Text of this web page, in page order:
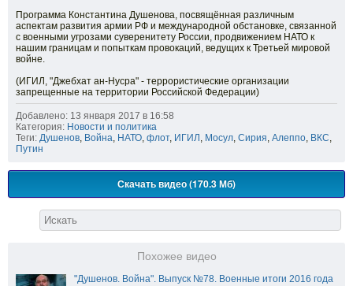
Программа Константина Душенова, посвящённая различным
аспектам развития армии РФ и международной обстановке, связанной
с военными угрозами суверенитету России, продвижением НАТО к
нашим границам и попыткам провокаций, ведущих к Третьей мировой
войне.
(ИГИЛ, "Джебхат ан-Нусра" - террористические организации
запрещенные на территории Российской Федерации)
Добавлено: 13 января 2017 в 16:58
Категория: Новости и политика
Теги: Душенов, Война, НАТО, флот, ИГИЛ , Мосул, Сирия, Алеппо, ВКС,
Путин
Скачать видео (170.3 Мб)
Похожее видео
"Душенов. Война". Выпуск №78. Военные итоги 2016 года